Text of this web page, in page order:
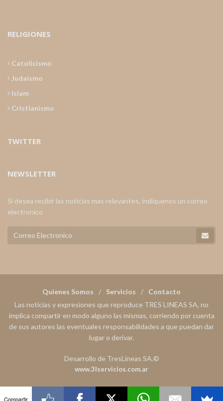
RELIGIONES
Catolicismo
Judaismo
Islam
Cristianismo
TWITTER
NEWSLETTER
Si desea recibir las noticias mas relevantes, indiquenos un correo
electronico
Quienes Somos Servicios
Contacto
Las noticias y expresiones que reproduce TRES LINEAS SA, no
implica compartir en modo alguno las mismas, corriendo por cuenta
de sus autores las eventuales responsabilidades a que puedan dar
lugar o derivar.
Desarrollo de TresLineas SA.©
www.3lservicios.com.ar
Compartir